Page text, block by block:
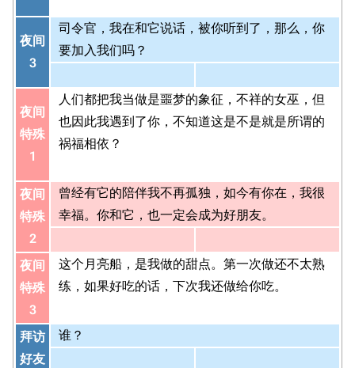
夜间
3
司令官，我在和它说话，被你听到了，那么，你
要加入我们吗？
夜间
特殊
1
人们都把我当做是噩梦的象征，不祥的女巫，但
也因此我遇到了你，不知道这是不是就是所谓的
祸福相依？
夜间
特殊
2
曾经有它的陪伴我不再孤独，如今有你在，我很
幸福。你和它，也一定会成为好朋友。
夜间
特殊
3
这个月亮船，是我做的甜点。第一次做还不太熟
练，如果好吃的话，下次我还做给你吃。
拜访
好友
谁？